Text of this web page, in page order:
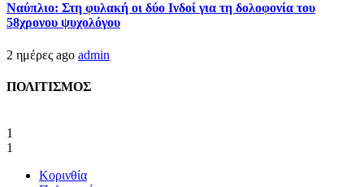
Ναύπλιο: Στη φυλακή οι δύο Ινδοί για τη δολοφονία του
58χρονου ψυχολόγου
2 ημέρες ago admin
ΠΟΛΙΤΙΣΜΟΣ
1
1
Κορινθία